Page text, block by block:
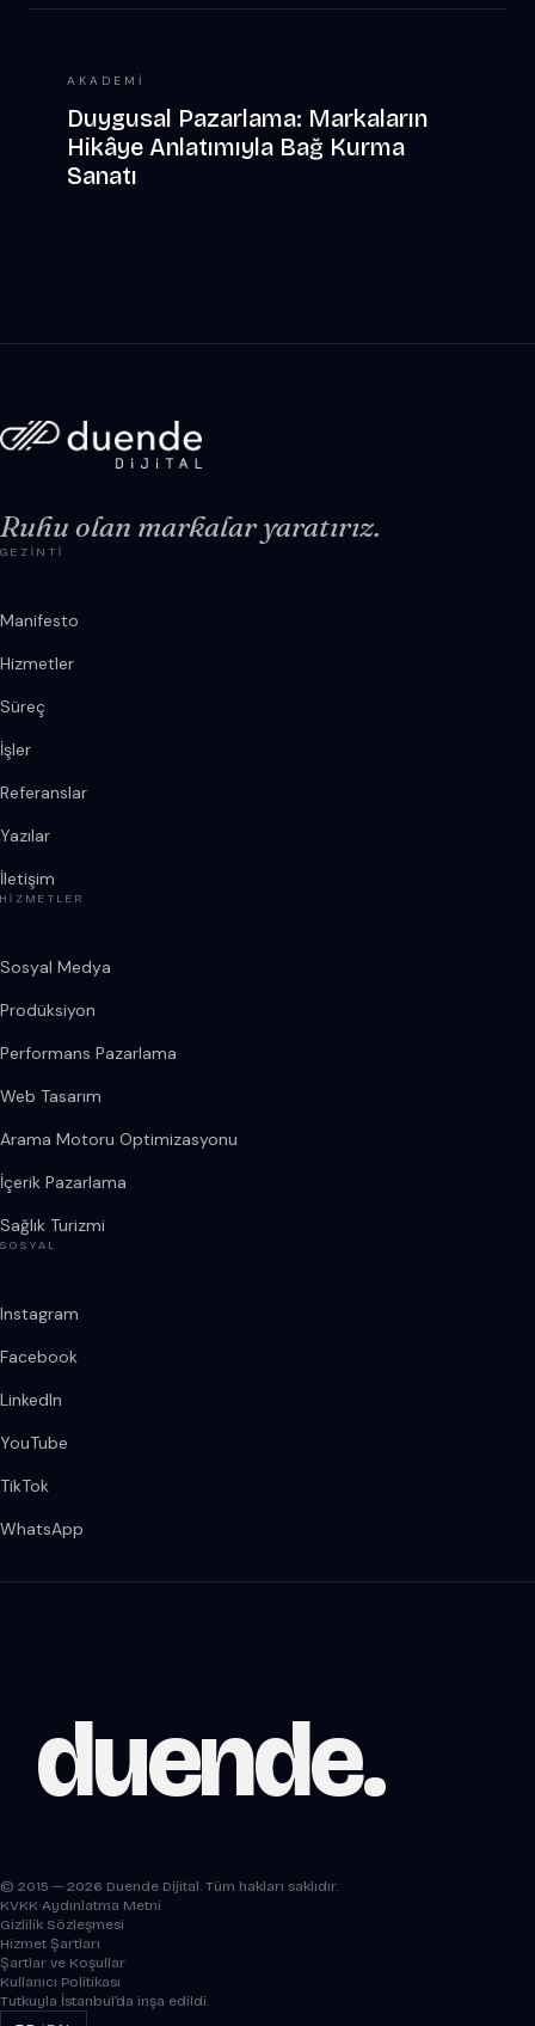
AKADEMI
Duygusal Pazarlama: Markaların
Hikâye Anlatımıyla Bağ Kurma
Sanatı
Ruhu olan markalar yaratırız.
GEZINTI
Manifesto
Hizmetler
Süreç
İşler
Referanslar
Yazılar
İletişim
HIZMETLER
Sosyal Medya
Prodüksiyon
Performans Pazarlama
Web Tasarım
Arama Motoru Optimizasyonu
İçerik Pazarlama
Sağlık Turizmi
SOSYAL
Instagram
Facebook
LinkedIn
YouTube
TikTok
WhatsApp
duende.
© 2015 — 2026 Duende Dijital. Tüm hakları saklıdır.
KVKK Aydınlatma Metni
Gizlilik Sözleşmesi
Hizmet Şartları
Şartlar ve Koşullar
Kullanıcı Politikası
Tutkuyla İstanbul’da inşa edildi.